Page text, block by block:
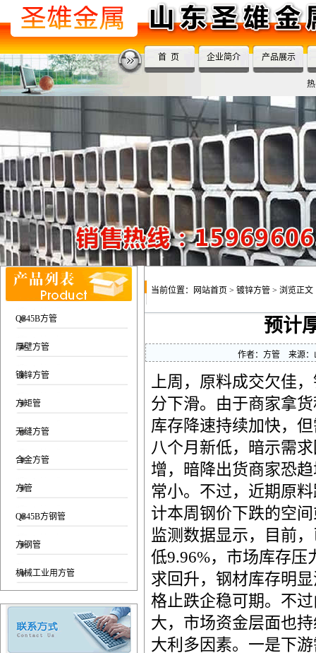
首 页 企业简介 产品展示
Q345B方管
厚壁方管
镀锌方管
方矩管
无缝方管
合金方管
方管
Q345B方钢管
方钢管
机械工业用方管
当前位置： 网站首页 > 镀锌方管 > 浏览正文
预计
作者： 方管 来源：
上周，原料成交欠佳
分下滑。由于商家拿
库存降速持续加快，
八个月新低，暗示需
增，暗降出货商家恐
常小。不过，近期原
计本周钢价下跌的空
监测数据显示，目前
低9.96%，市场库存
求回升，钢材库存明
格止跌企稳可期。不
大，市场资金层面也
大利多因素。一是下